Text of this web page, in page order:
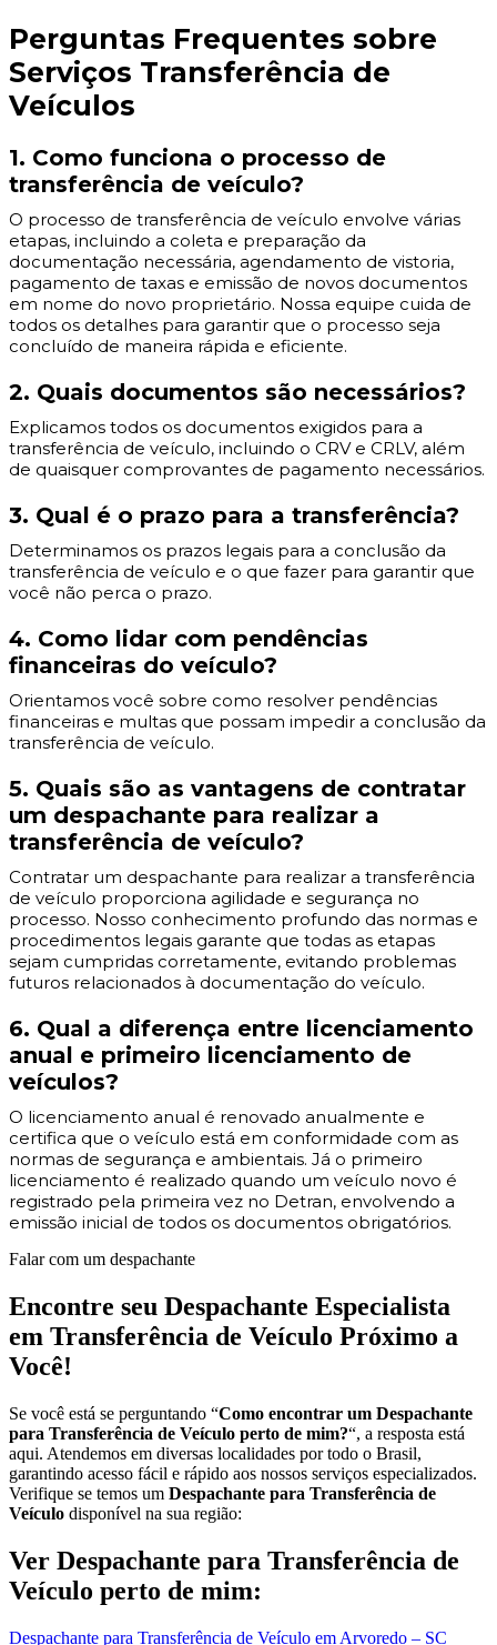
Perguntas Frequentes sobre
Serviços Transferência de
Veículos
1. Como funciona o processo de
transferência de veículo?
O processo de transferência de veículo envolve várias
etapas, incluindo a coleta e preparação da
documentação necessária, agendamento de vistoria,
pagamento de taxas e emissão de novos documentos
em nome do novo proprietário. Nossa equipe cuida de
todos os detalhes para garantir que o processo seja
concluído de maneira rápida e eficiente.
2. Quais documentos são necessários?
Explicamos todos os documentos exigidos para a
transferência de veículo, incluindo o CRV e CRLV, além
de quaisquer comprovantes de pagamento necessários.
3. Qual é o prazo para a transferência?
Determinamos os prazos legais para a conclusão da
transferência de veículo e o que fazer para garantir que
você não perca o prazo.
4. Como lidar com pendências
financeiras do veículo?
Orientamos você sobre como resolver pendências
financeiras e multas que possam impedir a conclusão da
transferência de veículo.
5. Quais são as vantagens de contratar
um despachante para realizar a
transferência de veículo?
Contratar um despachante para realizar a transferência
de veículo proporciona agilidade e segurança no
processo. Nosso conhecimento profundo das normas e
procedimentos legais garante que todas as etapas
sejam cumpridas corretamente, evitando problemas
futuros relacionados à documentação do veículo.
6. Qual a diferença entre licenciamento
anual e primeiro licenciamento de
veículos?
O licenciamento anual é renovado anualmente e
certifica que o veículo está em conformidade com as
normas de segurança e ambientais. Já o primeiro
licenciamento é realizado quando um veículo novo é
registrado pela primeira vez no Detran, envolvendo a
emissão inicial de todos os documentos obrigatórios.
Falar com um despachante
Encontre seu Despachante Especialista
em Transferência de Veículo Próximo a
Você!
Se você está se perguntando “Como encontrar um Despachante
para Transferência de Veículo perto de mim?“, a resposta está
aqui. Atendemos em diversas localidades por todo o Brasil,
garantindo acesso fácil e rápido aos nossos serviços especializados.
Verifique se temos um Despachante para Transferência de
Veículo disponível na sua região:
Ver Despachante para Transferência de
Veículo perto de mim:
Despachante para Transferência de Veículo em Arvoredo – SC